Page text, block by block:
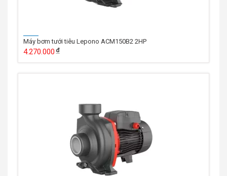
Máy bơm tưới tiêu Lepono ACM150B2 2HP
4.270.000